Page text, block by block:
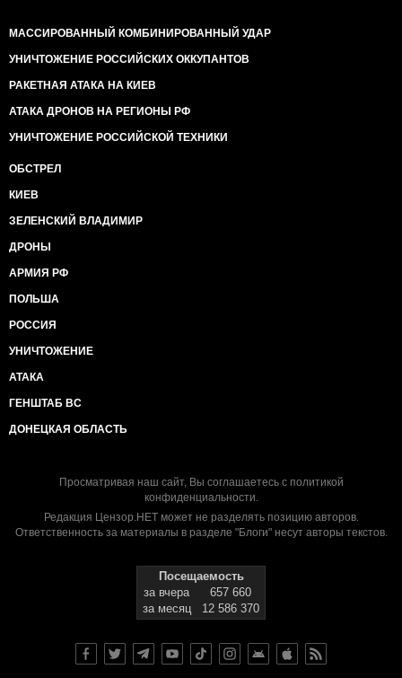
МАССИРОВАННЫЙ КОМБИНИРОВАННЫЙ УДАР
УНИЧТОЖЕНИЕ РОССИЙСКИХ ОККУПАНТОВ
РАКЕТНАЯ АТАКА НА КИЕВ
АТАКА ДРОНОВ НА РЕГИОНЫ РФ
УНИЧТОЖЕНИЕ РОССИЙСКОЙ ТЕХНИКИ
ОБСТРЕЛ
КИЕВ
ЗЕЛЕНСКИЙ ВЛАДИМИР
ДРОНЫ
АРМИЯ РФ
ПОЛЬША
РОССИЯ
УНИЧТОЖЕНИЕ
АТАКА
ГЕНШТАБ ВС
ДОНЕЦКАЯ ОБЛАСТЬ
Просматривая наш сайт, Вы соглашаетесь с политикой
конфиденциальности.
Редакция Цензор.НЕТ может не разделять позицию авторов.
Ответственность за материалы в разделе "Блоги" несут авторы текстов.
Посещаемость
за вчера
657 660
за месяц
12 586 370